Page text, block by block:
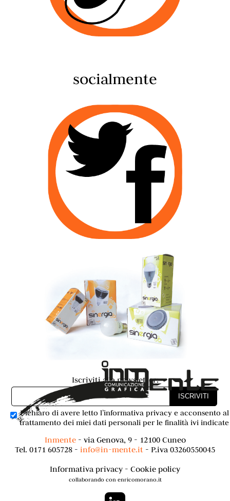
socialmente
Iscriviti alla newsletter:
Dichiaro di avere letto l’informativa privacye acconsento al
trattamento dei miei dati personali per le finalità ivi indicate
Inmente- via Genova, 9 - 12100 Cuneo
Tel. 0171 605728 - info@in-mente.it - P.iva 03260550045
Informativa privacy- Cookie policy
collaborando con enricomorano.it